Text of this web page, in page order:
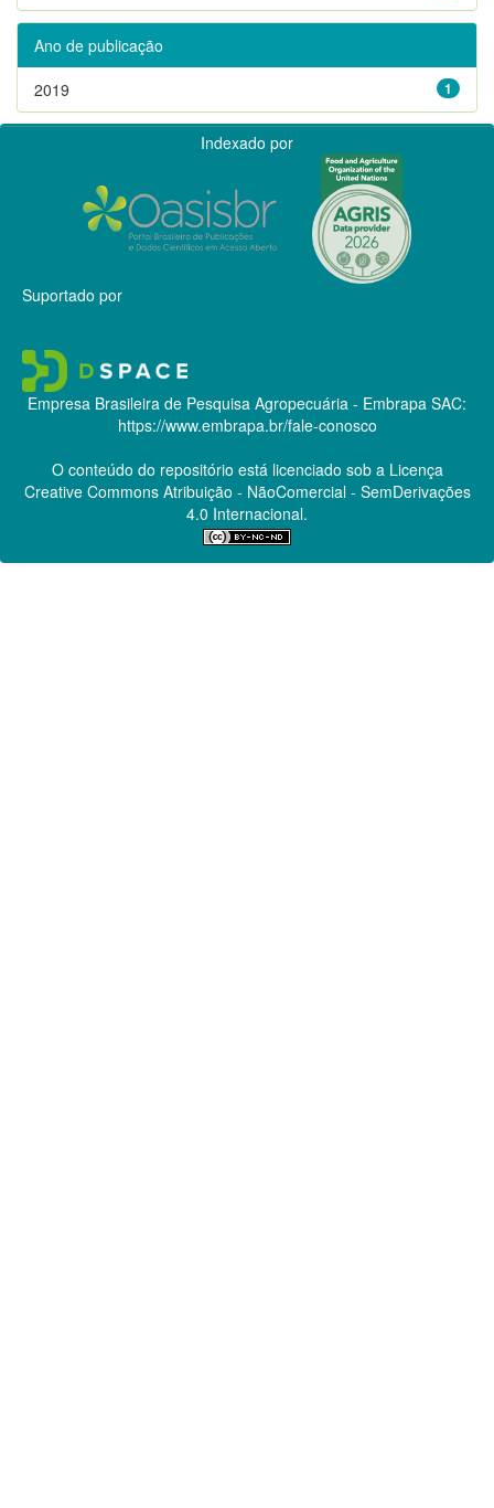
Ano de publicação
1
2019
Indexado por
Suportado por
Empresa Brasileira de Pesquisa Agropecuária - Embrapa SAC:
https://www.embrapa.br/fale-conosco
O conteúdo do repositório está licenciado sob a Licença
Creative CommonsAtribuição - NãoComercial - SemDerivações
4.0 Internacional.